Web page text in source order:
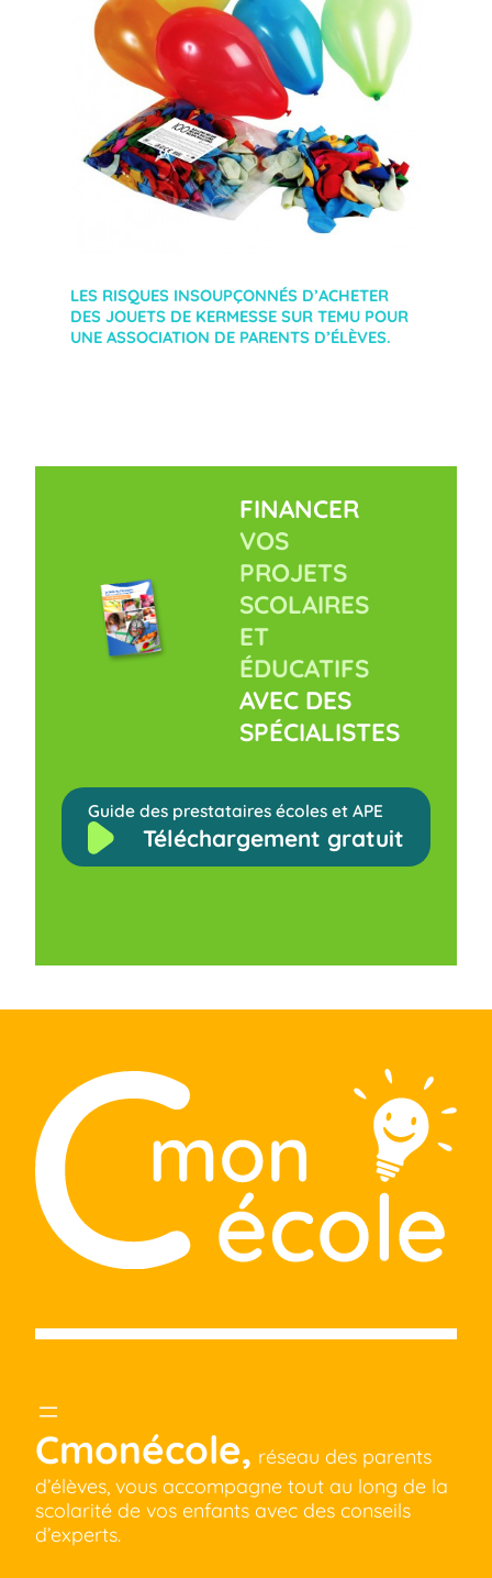
LES RISQUES INSOUPÇONNÉS D’ACHETER
DES JOUETS DE KERMESSE SUR TEMU POUR
UNE ASSOCIATION DE PARENTS D’ÉLÈVES.
FINANCER
VOS
PROJETS
SCOLAIRES
ET
ÉDUCATIFS
AVEC DES
SPÉCIALISTES
Guide des prestataires écoles et APE
Téléchargement gratuit
Cmonécole, réseau des parents
d’élèves, vous accompagne tout au long de la
scolarité de vos enfants avec des conseils
d’experts.